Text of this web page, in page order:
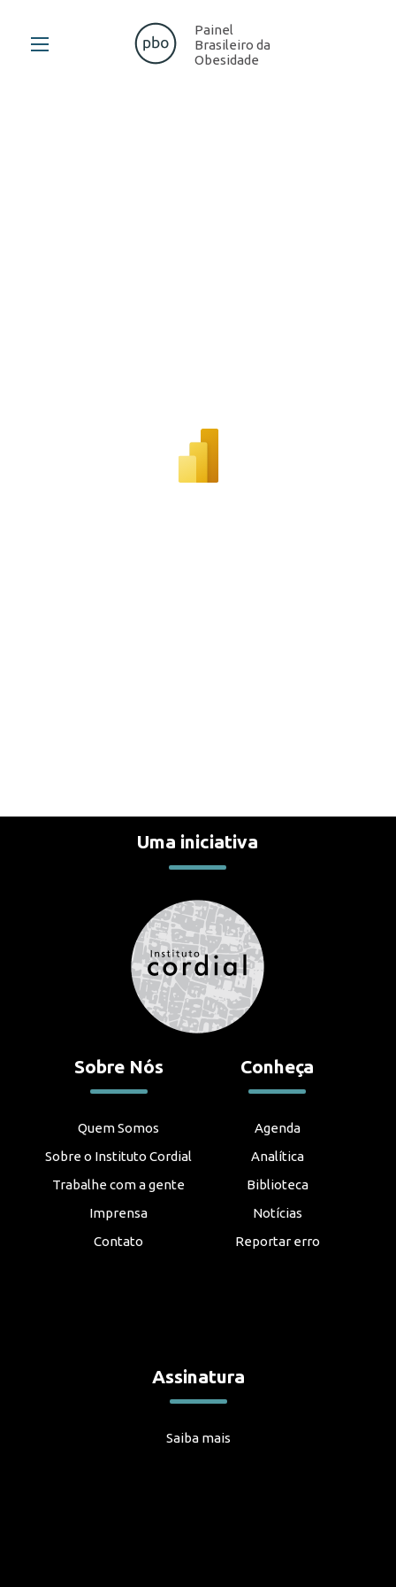
Painel
Brasileiro da
Obesidade
Uma iniciativa
Sobre Nós
Quem Somos
Sobre o Instituto Cordial
Trabalhe com a gente
Imprensa
Contato
Conheça
Agenda
Analítica
Biblioteca
Notícias
Reportar erro
Assinatura
Saiba mais